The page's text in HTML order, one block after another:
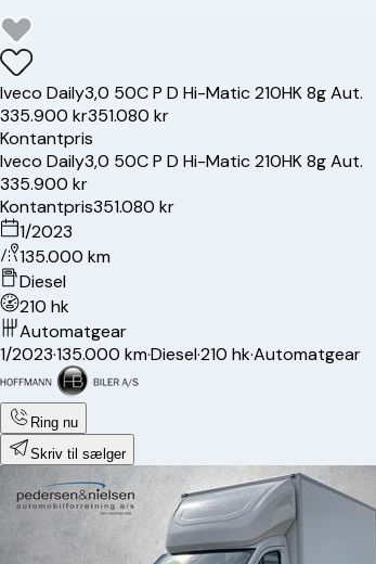
Iveco Daily3,0 50C P D Hi-Matic 210HK 8g Aut.
335.900 kr351.080 kr
Kontantpris
Iveco Daily3,0 50C P D Hi-Matic 210HK 8g Aut.
335.900 kr
Kontantpris351.080 kr
1/2023
135.000 km
Diesel
210 hk
Automatgear
1/2023·135.000 km·Diesel·210 hk·Automatgear
Ring nu
Skriv til sælger